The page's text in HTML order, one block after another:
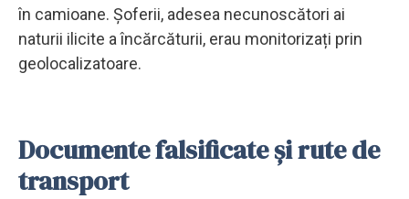
în camioane. Șoferii, adesea necunoscători ai
naturii ilicite a încărcăturii, erau monitorizați prin
geolocalizatoare.
Documente falsificate și rute de
transport